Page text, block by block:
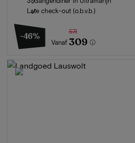
Late check-out (o.b.v.b.)
-46%
Vanaf
571
309